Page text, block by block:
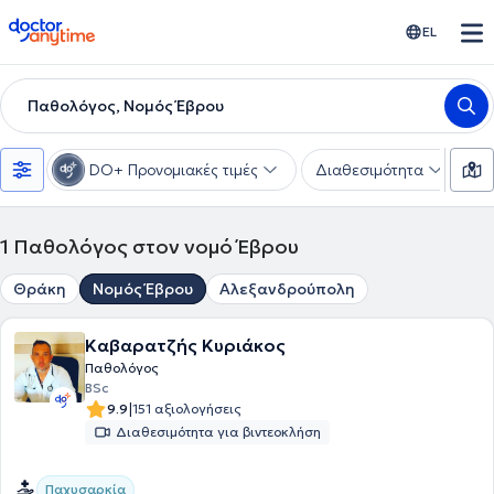
doctoranytime EL
Παθολόγος, Νομός Έβρου
DO+ Προνομιακές τιμές Διαθεσιμότητα
1 Παθολόγος στον νομό Έβρου
Θράκη Νομός Έβρου Αλεξανδρούπολη
Καβαρατζής Κυριάκος
Παθολόγος
BSc
9.9|151 αξιολογήσεις
Διαθεσιμότητα για βιντεοκλήση
Παχυσαρκία